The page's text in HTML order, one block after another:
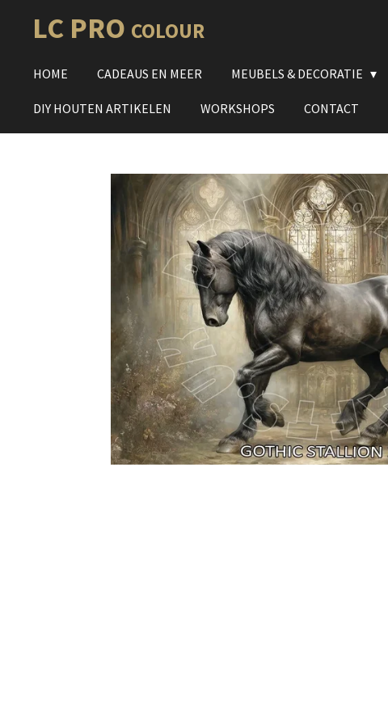
directLC PRO COLOUR
HOME CADEAUS EN MEER MEUBELS & DECORATIE
DIY HOUTEN ARTIKELEN WORKSHOPS CONTACT